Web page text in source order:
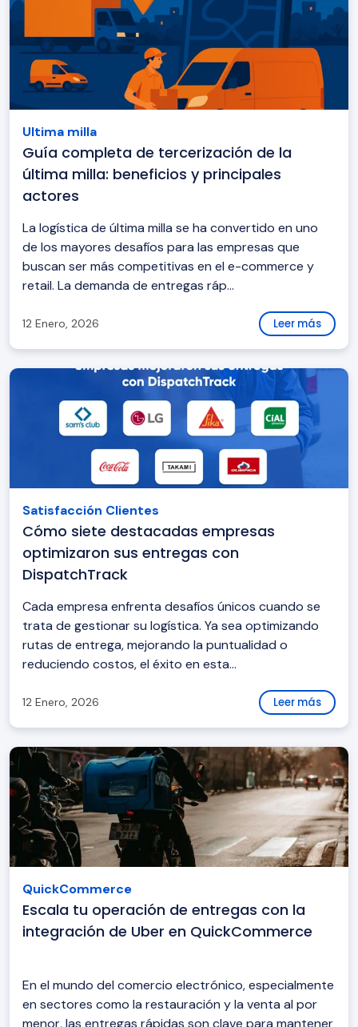
Ultima milla
Guía completa de tercerización de la
última milla: beneficios y principales
actores
La logística de última milla se ha convertido en uno
de los mayores desafíos para las empresas que
buscan ser más competitivas en el e-commerce y
retail. La demanda de entregas ráp...
12 Enero, 2026 Leer más
Satisfacción Clientes
Cómo siete destacadas empresas
optimizaron sus entregas con
DispatchTrack
Cada empresa enfrenta desafíos únicos cuando se
trata de gestionar su logística. Ya sea optimizando
rutas de entrega, mejorando la puntualidad o
reduciendo costos, el éxito en esta...
12 Enero, 2026 Leer más
QuickCommerce
Escala tu operación de entregas con la
integración de Uber en QuickCommerce
En el mundo del comercio electrónico, especialmente
en sectores como la restauración y la venta al por
menor, las entregas rápidas son clave para mantener